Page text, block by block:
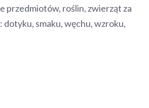
przedmiotów, roślin, zwierząt za
dotyku, smaku, węchu, wzroku,